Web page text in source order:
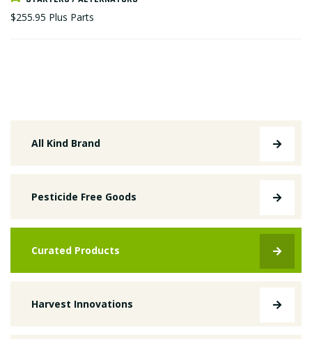
$255.95 Plus Parts
All Kind Brand
Pesticide Free Goods
Curated Products
Harvest Innovations